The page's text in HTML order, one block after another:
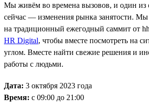
Мы живём во времена вызовов, и один
сейчас — изменения рынка занятости.
на традиционный ежегодный саммит от
HR Digital, чтобы вместе посмотреть на
углом. Вместе найти свежие решения и
работы с людьми.
Дата: 3 октября 2023 года
Время: с 09:00 до 21:00